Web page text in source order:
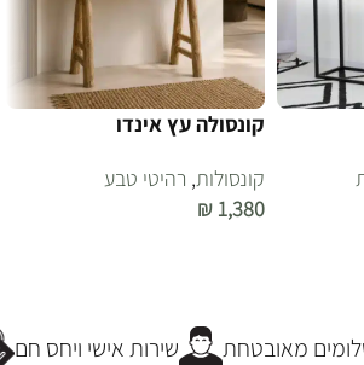
קונסולה עץ אינדו
קונסולות, רהיטי טבע
₪ 1,380
שירות אישי ויחס חם מאובטחת